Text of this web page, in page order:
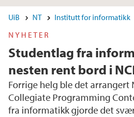
UiB NT Institutt for informatikk
NYHETER
Studentlag fra
nesten rent bord i
Forrige helg ble det arrangert
Collegiate Programming
fra informatikk gjorde det